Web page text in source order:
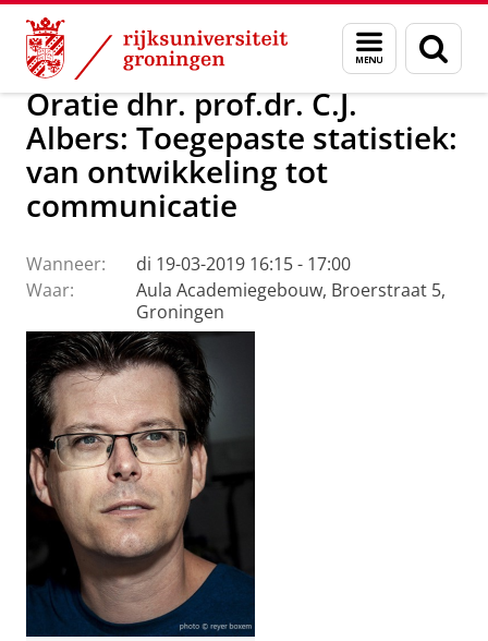
Skip
Content
Skip
Navigation
Menu
en
zoeken
Over ons Actueel Evenementen Oraties
Oratie dhr. prof.dr. C.J.
Albers: Toegepaste statistiek:
van ontwikkeling tot
communicatie
Wanneer:
di 19-03-2019 16:15 - 17:00
Waar:
Aula Academiegebouw, Broerstraat 5,
Groningen